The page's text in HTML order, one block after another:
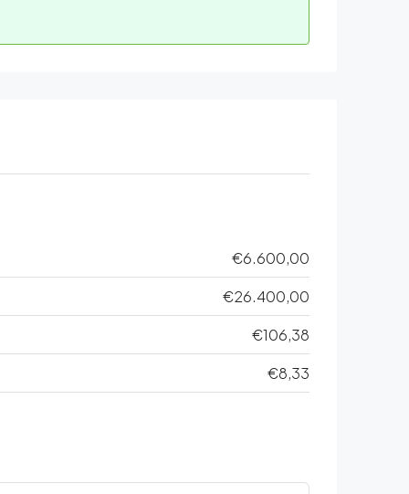
€6.600,00
€26.400,00
€106,38
€8,33